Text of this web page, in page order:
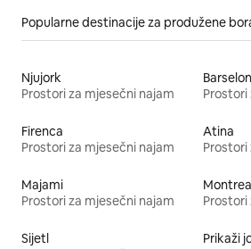
Popularne destinacije za produžene
Njujork
Prostori za mjesečni najam
Prostori
Firenca
Prostori za mjesečni najam
Atina
Prostori
Majami
Prostori za mjesečni najam
Prostori
Sijetl
Prikaži